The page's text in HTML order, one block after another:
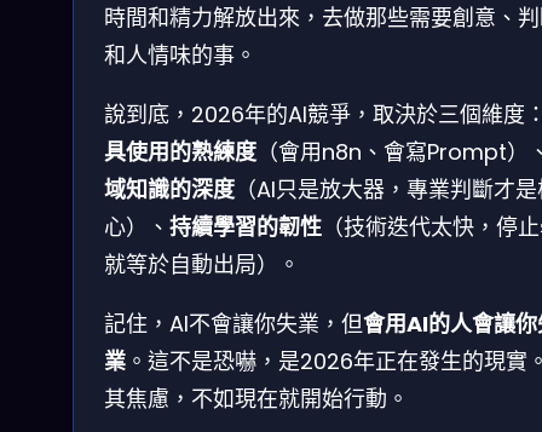
時間和精力解放出來，去做那些需要創意、
和人情味的事。
說到底，2026年的AI競爭，取決於三個維度
具使用的熟練度 （會用n8n、會寫Prompt）
域知識的深度 （AI只是放大器，專業判斷才
心）、 持續學習的韌性 （技術迭代太快，停
就等於自動出局）。
記住，AI不會讓你失業，但會用AI的人會讓
業 。這不是恐嚇，是2026年正在發生的現實
其焦慮，不如現在就開始行動。